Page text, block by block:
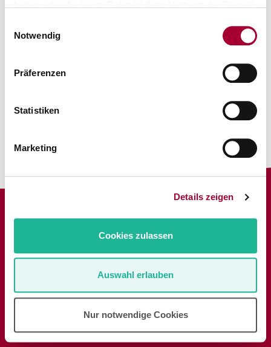
Notwendig
Präferenzen
Statistiken
Marketing
Details zeigen
Cookies zulassen
Auswahl erlauben
Nur notwendige Cookies
Mitglieder-Login
Pressebereich
© Gewerkschaft Erziehung und Wissenschaft NRW
Impressum Datenschutz
NDS Verlag